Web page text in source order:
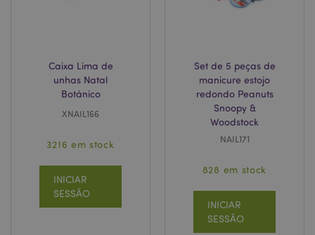
Caixa Lima de
unhas Natal
Botánico
XNAIL166
3216 em stock
INICIAR
SESSÃO
Set de 5 peças de
manicure estojo
redondo Peanuts
Snoopy &
Woodstock
NAIL171
828 em stock
INICIAR
SESSÃO
www.puckator.pt